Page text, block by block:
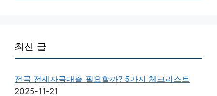
최신 글
전국 전세자금대출 필요할까? 5가지 체크리스트
2025-11-21